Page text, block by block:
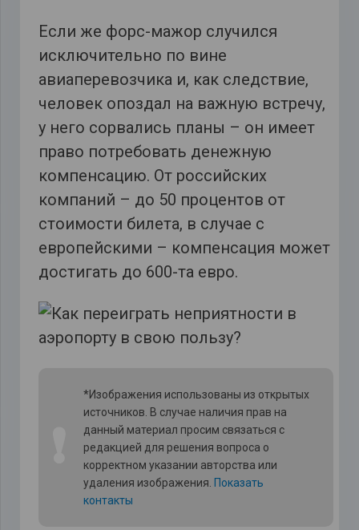
Если же форс-мажор случился
исключительно по вине
авиаперевозчика и, как следствие,
человек опоздал на важную встречу,
у него сорвались планы – он имеет
право потребовать денежную
компенсацию. От российских
компаний – до 50 процентов от
стоимости билета, в случае с
европейскими – компенсация может
достигать до 600-та евро.
*Изображения использованы из открытых
источников. В случае наличия прав на
данный материал просим связаться с
редакцией для решения вопроса о
корректном указании авторства или
удаления изображения. Показать
контакты